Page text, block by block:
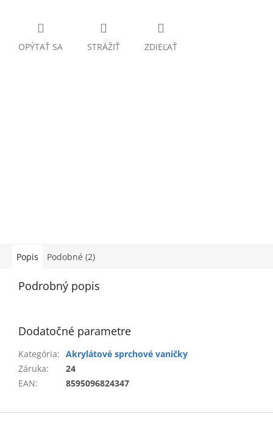
OPÝTAŤ SA STRÁŽIŤ ZDIEĽAŤ
Popis Podobné (2)
Podrobný popis
Dodatočné parametre
Kategória: Akrylátové sprchové vaničky
Záruka:
24
EAN: 8595096824347
Z